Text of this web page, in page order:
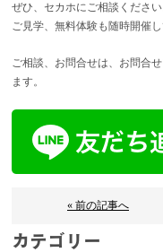
ぜひ、セカホにご相談ください
ご見学、無料体験も随時開催し
ご相談、お問合せは、お問合
ます。
« 前の記事へ
カテゴリー